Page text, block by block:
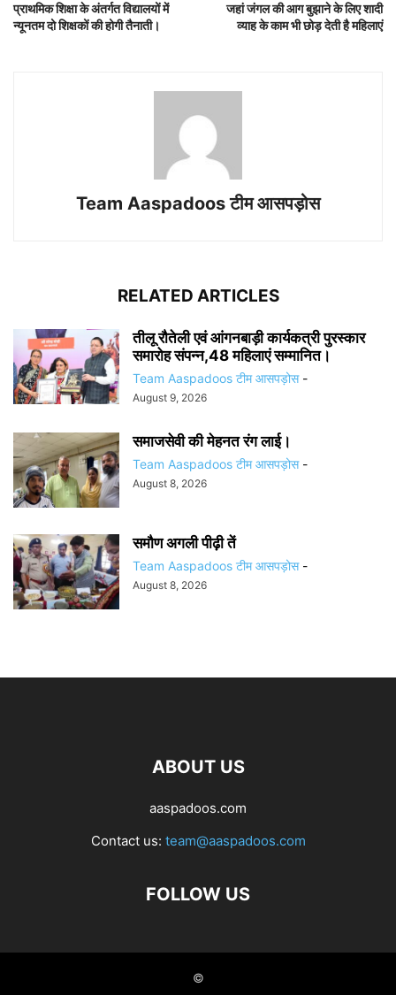
प्राथमिक शिक्षा के अंतर्गत विद्यालयों में
न्यूनतम दो शिक्षकों की होगी तैनाती।
जहां जंगल की आग बुझाने के लिए शादी
व्याह के काम भी छोड़ देती है महिलाएं
Team Aaspadoos टीम आसपड़ोस
RELATED ARTICLES
तीलू रौतेली एवं आंगनबाड़ी कार्यकत्री पुरस्कार
समारोह संपन्न,48 महिलाएं सम्मानित।
Team Aaspadoos टीम आसपड़ोस -
August 9, 2026
समाजसेवी की मेहनत रंग लाई।
Team Aaspadoos टीम आसपड़ोस -
August 8, 2026
समौण अगली पीढ़ी तें
Team Aaspadoos टीम आसपड़ोस -
August 8, 2026
ABOUT US
aaspadoos.com
Contact us: team@aaspadoos.com
FOLLOW US
©